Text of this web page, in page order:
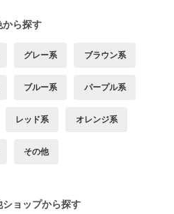
から探す
グレー系 ブラウン系
ブルー系 パープル系
レッド系 オレンジ系
その他
ョップから探す